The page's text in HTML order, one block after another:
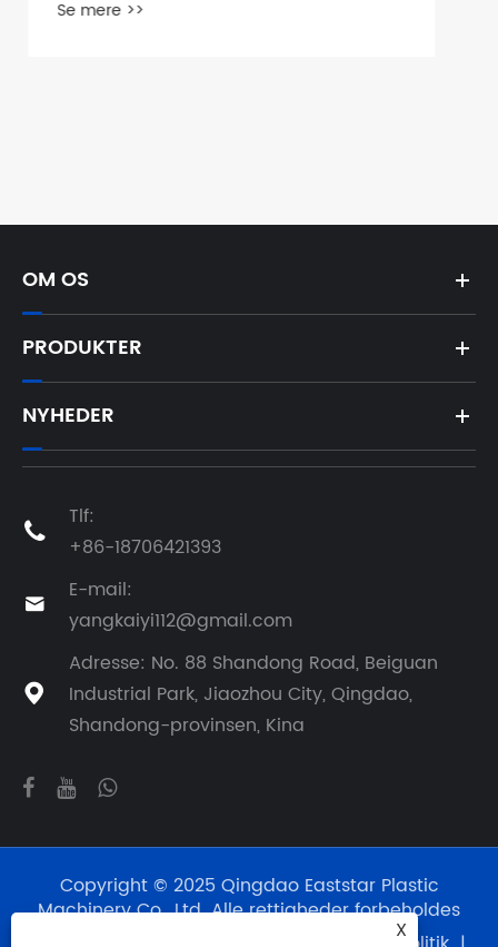
OM OS
PRODUKTER
NYHEDER

Tlf:
+86-18706421393

E-mail:
yangkaiyi112@gmail.com

Adresse: No. 88 Shandong Road, Beiguan
Industrial Park, Jiaozhou City, Qingdao,
Shandong-provinsen, Kina
Copyright © 2025 Qingdao Eaststar Plastic
Machinery Co., Ltd. Alle rettigheder forbeholdes
X